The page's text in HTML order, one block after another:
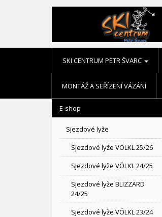
SKI CENTRUM PETR ŠVARC
MONTÁŽ A SEŘÍZENÍ VÁZÁNÍ
E-shop
Sjezdové lyže
Sjezdové lyže VÖLKL 25/26
Sjezdové lyže VÖLKL 24/25
Sjezdové lyže BLIZZARD
24/25
Sjezdové lyže VÖLKL 23/24